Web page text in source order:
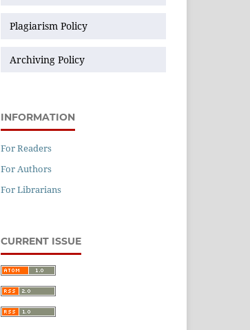
Plagiarism Policy
Archiving Policy
INFORMATION
For Readers
For Authors
For Librarians
CURRENT ISSUE